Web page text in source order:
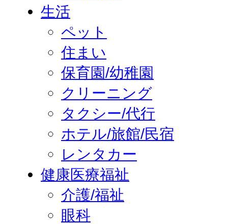
生活
ペット
住まい
保育園/幼稚園
クリーニング
タクシー/代行
ホテル/旅館/民宿
レンタカー
健康医療福祉
介護/福祉
眼科